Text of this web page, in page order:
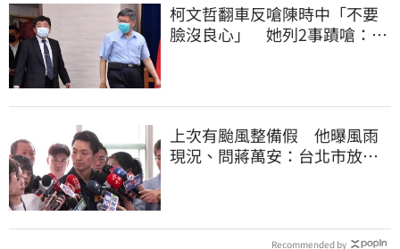
柯文哲翻車反嗆陳時中「不要
臉沒良心」 她列2事蹟嗆：沒
上次有颱風整備假 他曝風雨
現況、問蔣萬安：台北市放假
Recommended by